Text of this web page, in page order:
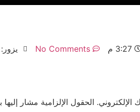
3:27 م No Comments يزور:
الإلكتروني. الحقول الإلزامية مشار إليها